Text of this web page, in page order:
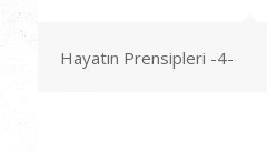
Hayatın Prensipleri -4-